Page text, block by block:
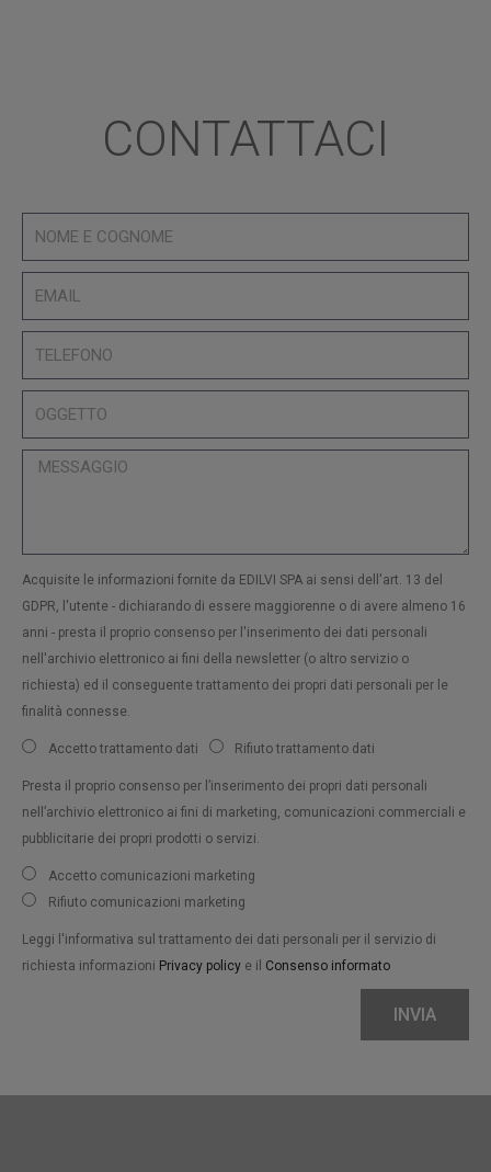
CONTATTACI
Acquisite le informazioni fornite da EDILVI SPA ai sensi dell'art. 13 del
GDPR, l'utente - dichiarando di essere maggiorenne o di avere almeno 16
anni - presta il proprio consenso per l'inserimento dei dati personali
nell'archivio elettronico ai fini della newsletter (o altro servizio o
richiesta) ed il conseguente trattamento dei propri dati personali per le
finalità connesse.
Accetto trattamento dati Rifiuto trattamento dati
Presta il proprio consenso per l’inserimento dei propri dati personali
nell’archivio elettronico ai fini di marketing, comunicazioni commerciali e
pubblicitarie dei propri prodotti o servizi.
Accetto comunicazioni marketing
Rifiuto comunicazioni marketing
Leggi l'informativa sul trattamento dei dati personali per il servizio di
richiesta informazioni Privacy policy e il Consenso informato
INVIA